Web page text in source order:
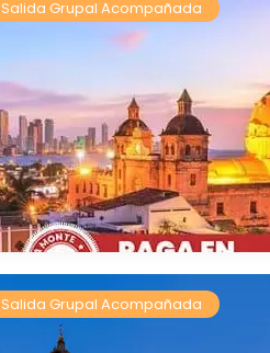
Salida Grupal Acompañada
Salida Grupal Acompañada